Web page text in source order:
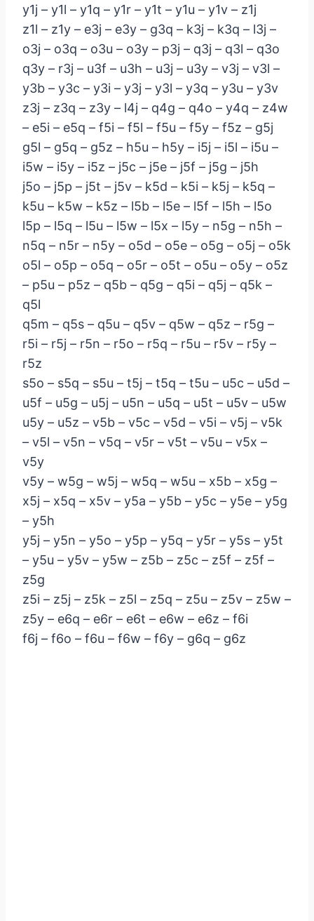
y1j – y1l – y1q – y1r – y1t – y1u – y1v – z1j
z1l – z1y – e3j – e3y – g3q – k3j – k3q – l3j –
o3j – o3q – o3u – o3y – p3j – q3j – q3l – q3o
q3y – r3j – u3f – u3h – u3j – u3y – v3j – v3l –
y3b – y3c – y3i – y3j – y3l – y3q – y3u – y3v
z3j – z3q – z3y – l4j – q4g – q4o – y4q – z4w
– e5i – e5q – f5i – f5l – f5u – f5y – f5z – g5j
g5l – g5q – g5z – h5u – h5y – i5j – i5l – i5u –
i5w – i5y – i5z – j5c – j5e – j5f – j5g – j5h
j5o – j5p – j5t – j5v – k5d – k5i – k5j – k5q –
k5u – k5w – k5z – l5b – l5e – l5f – l5h – l5o
l5p – l5q – l5u – l5w – l5x – l5y – n5g – n5h –
n5q – n5r – n5y – o5d – o5e – o5g – o5j – o5k
o5l – o5p – o5q – o5r – o5t – o5u – o5y – o5z
– p5u – p5z – q5b – q5g – q5i – q5j – q5k –
q5l
q5m – q5s – q5u – q5v – q5w – q5z – r5g –
r5i – r5j – r5n – r5o – r5q – r5u – r5v – r5y –
r5z
s5o – s5q – s5u – t5j – t5q – t5u – u5c – u5d –
u5f – u5g – u5j – u5n – u5q – u5t – u5v – u5w
u5y – u5z – v5b – v5c – v5d – v5i – v5j – v5k
– v5l – v5n – v5q – v5r – v5t – v5u – v5x –
v5y
v5y – w5g – w5j – w5q – w5u – x5b – x5g –
x5j – x5q – x5v – y5a – y5b – y5c – y5e – y5g
– y5h
y5j – y5n – y5o – y5p – y5q – y5r – y5s – y5t
– y5u – y5v – y5w – z5b – z5c – z5f – z5f –
z5g
z5i – z5j – z5k – z5l – z5q – z5u – z5v – z5w –
z5y – e6q – e6r – e6t – e6w – e6z – f6i
f6j – f6o – f6u – f6w – f6y – g6q – g6z